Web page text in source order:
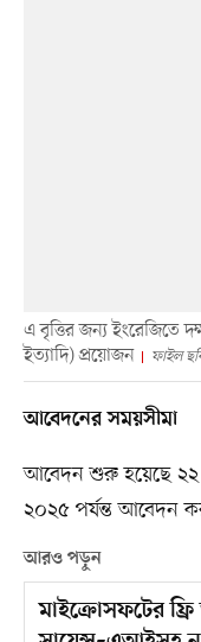
এ বৃত্তির জন্য ইংরেজিতে
ইত্যাদি) প্রয়োজন
ফাইল
আবেদনের সময়সীমা
আবেদন শুরু হয়েছে ২২
২০২৫ পর্যন্ত আবেদন
আরও পড়ুন
মাইক্রোসফটের